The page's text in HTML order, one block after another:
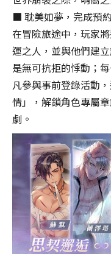
■ 耽美如夢，完成預
在冒險旅途中，玩家
運之人，並與他們建
是無可抗拒的悸動；
凡參與事前登錄活動
情」，解鎖角色專屬
劇。